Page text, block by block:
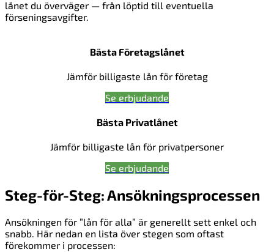
lånet du överväger — från löptid till eventuella
förseningsavgifter.
Bästa Företagslånet
Jämför billigaste lån för företag
Se erbjudande
Bästa Privatlånet
Jämför billigaste lån för privatpersoner
Se erbjudande
Steg-för-Steg: Ansökningsprocessen
Ansökningen för ”lån för alla” är generellt sett enkel och
snabb. Här nedan en lista över stegen som oftast
förekommer i processen: